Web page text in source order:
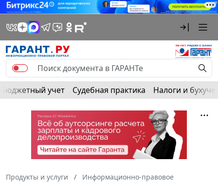
Бюджетный учет Судебная практика Налоги и
Продукты и услуги
Информационно-правовое